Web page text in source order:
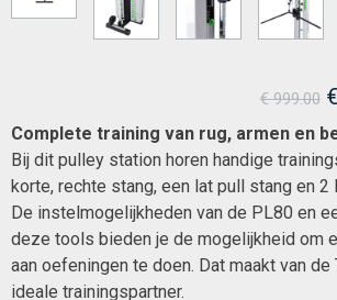
€ 999.00
Complete training van rug, armen en
Bij dit pulley station horen handige
korte, rechte stang, een lat pull stang en 2
De instelmogelijkheden van de PL80 en
deze tools bieden je de mogelijkheid om
aan oefeningen te doen. Dat maakt van de
ideale trainingspartner.